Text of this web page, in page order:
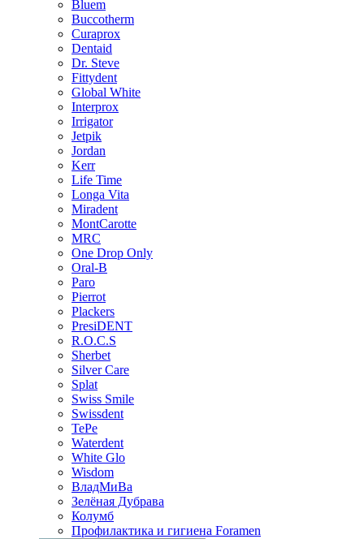
Bluem
Buccotherm
Curaprox
Dentaid
Dr. Steve
Fittydent
Global White
Interprox
Irrigator
Jetpik
Jordan
Kerr
Life Time
Longa Vita
Miradent
MontCarotte
MRC
One Drop Only
Oral-B
Paro
Pierrot
Plackers
PresiDENT
R.O.C.S
Sherbet
Silver Care
Splat
Swiss Smile
Swissdent
TePe
Waterdent
White Glo
Wisdom
ВладМиВа
Зелёная Дубрава
Колумб
Профилактика и гигиена Foramen